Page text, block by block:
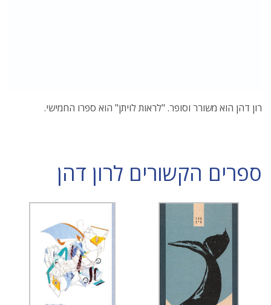
רון דהן הוא משורר וסופר. "לראות לויתן" הוא ספרו החמישי.
ספרים הקשורים לרון דהן